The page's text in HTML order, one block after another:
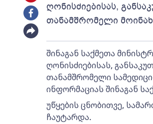
ღონისძიებისას,
თანამშრომელი
შინაგან საქმეთა
ღონისძიებისას,
თანამშრომელი
ინფორმაციას შინაგან
უწყების ცნობითვე,
ჩაუტარდა.